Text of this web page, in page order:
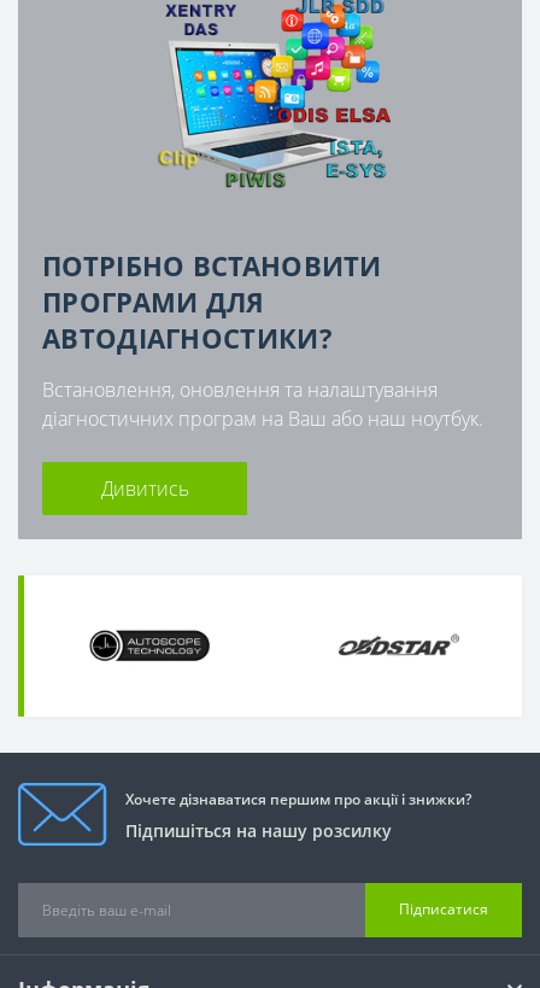
ПОТРІБНО ВСТАНОВИТИ
ПРОГРАМИ ДЛЯ
АВТОДІАГНОСТИКИ?
Встановлення, оновлення та налаштування
діагностичних програм на Ваш або наш ноутбук.
Дивитись
Хочете дізнаватися першим про акції і знижки?
Підпишіться на нашу розсилку
Підписатися